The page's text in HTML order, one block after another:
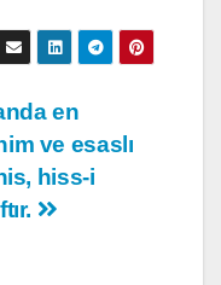
en
ve esaslı
hiss-i